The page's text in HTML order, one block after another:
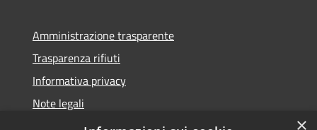
Amministrazione trasparente
Trasparenza rifiuti
Informativa privacy
Note legali
Dichiarazione di accessibilità
×